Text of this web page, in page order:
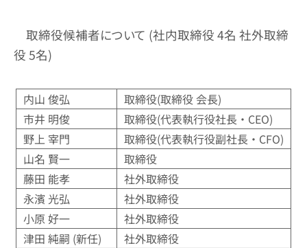
取締役候補者について (社内取締役 4名 社外取締
役 5名)
内山 俊弘
取締役(取締役 会長)
市井 明俊
取締役(代表執行役社長・CEO)
野上 宰門
取締役(代表執行役副社長・CFO)
山名 賢一
取締役
藤田 能孝
社外取締役
永濱 光弘
社外取締役
小原 好一
社外取締役
津田 純嗣 (新任)
社外取締役